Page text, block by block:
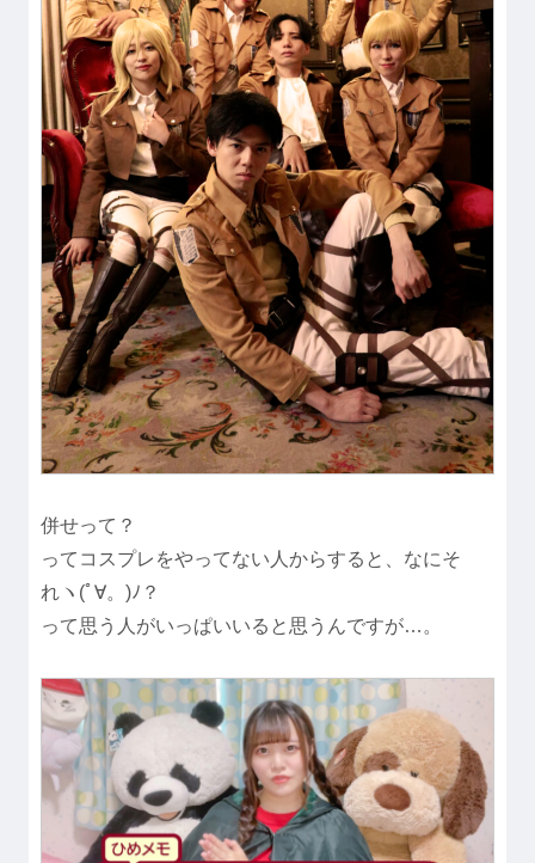
併せって？
ってコスプレをやってない人からすると、なにそ
れヽ(ﾟ∀。)ﾉ？
って思う人がいっぱいいると思うんですが…。